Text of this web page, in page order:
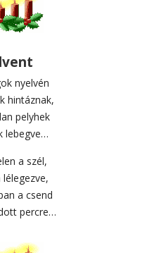
nyelvén
hintáznak,
pelyhek
lebegve…
a szél,
a csend
percre…